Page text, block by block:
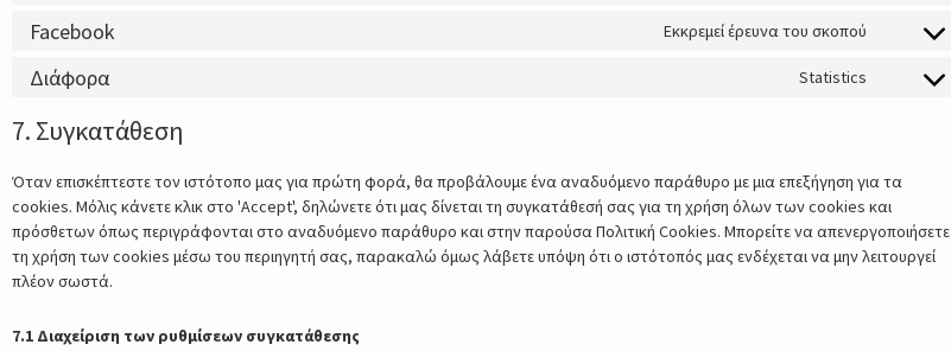
Facebook Εκκρεμεί έρευνα του σκοπού
Διάφορα Statistics
7. Συγκατάθεση
Όταν επισκέπτεστε τον ιστότοπο μας για πρώτη φορά, θα προβάλουμε ένα αναδυόμενο παράθυρο με μια επεξήγηση για τα
cookies. Μόλις κάνετε κλικ στο 'Accept', δηλώνετε ότι μας δίνεται τη συγκατάθεσή σας για τη χρήση όλων των cookies και
πρόσθετων όπως περιγράφονται στο αναδυόμενο παράθυρο και στην παρούσα Πολιτική Cookies. Μπορείτε να απενεργοποιήσετε
τη χρήση των cookies μέσω του περιηγητή σας, παρακαλώ όμως λάβετε υπόψη ότι ο ιστότοπός μας ενδέχεται να μην λειτουργεί
πλέον σωστά.
7.1 Διαχείριση των ρυθμίσεων συγκατάθεσης